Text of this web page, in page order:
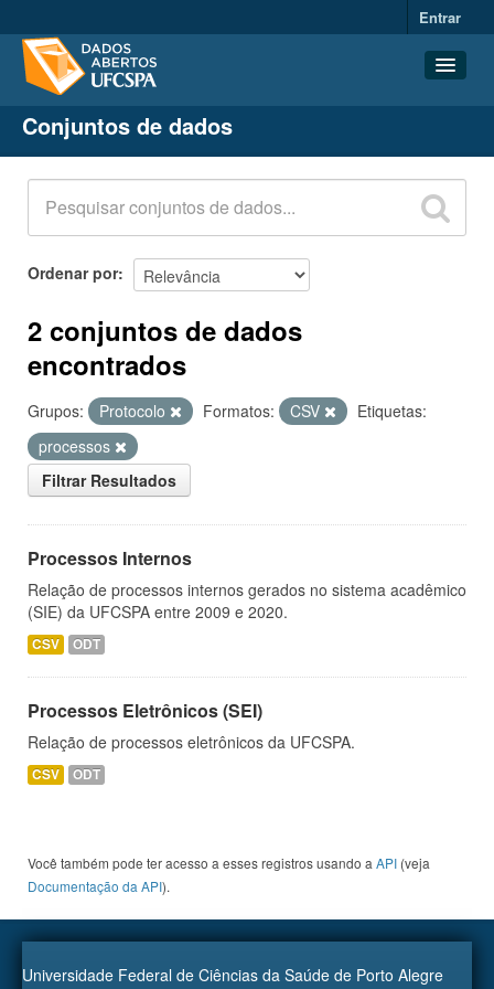
Entrar
Conjuntos de dados
Organizações
Grupos
Sobre
Conjuntos de dados
Ordenar por
2 conjuntos de dados
encontrados
Grupos: Protocolo Formatos: CSV
Etiquetas:
processos
Filtrar Resultados
Processos Internos
Relação de processos internos gerados no sistema acadêmico
(SIE) da UFCSPA entre 2009 e 2020.
CSV ODT
Processos Eletrônicos (SEI)
Relação de processos eletrônicos da UFCSPA.
CSV ODT
Você também pode ter acesso a esses registros usando a API (veja
Documentação da API).
Universidade Federal de Ciências da Saúde de Porto Alegre